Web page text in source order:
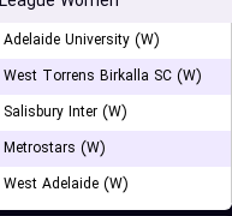
Adelaide University (W)
West Torrens Birkalla SC (W)
Salisbury Inter (W)
Metrostars (W)
West Adelaide (W)